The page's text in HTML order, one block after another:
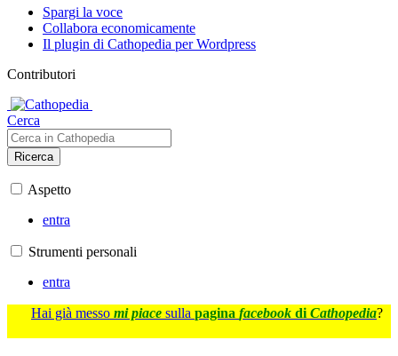
Spargi la voce
Collabora economicamente
Il plugin di Cathopedia per Wordpress
Contributori
Cerca
Ricerca
Aspetto
entra
Strumenti personali
entra
Hai già messo mi piace sulla pagina facebook di Cathopedia?